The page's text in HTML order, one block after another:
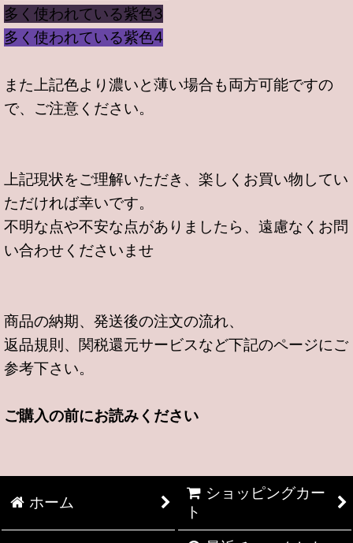
多く使われている紫色3
多く使われている紫色4
また上記色より濃いと薄い場合も両方可能ですの
で、ご注意ください。
上記現状をご理解いただき、楽しくお買い物してい
ただければ幸いです。
不明な点や不安な点がありましたら、遠慮なくお問
い合わせくださいませ
商品の納期、発送後の注文の流れ、
返品規則、関税還元サービスなど下記のページにご
参考下さい。
ご購入の前にお読みください
ホーム
ショッピングカー
ト